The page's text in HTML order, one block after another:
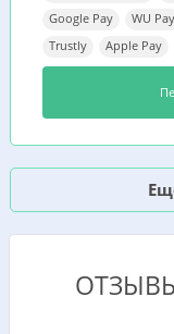
Google Pay
WU Pay
Trustly
Apple Pay